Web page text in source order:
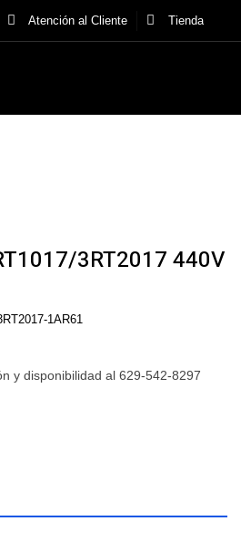
Atención al Cliente Tienda
3RT2017 440V
1AR61
y disponibilidad al 629-542-8297